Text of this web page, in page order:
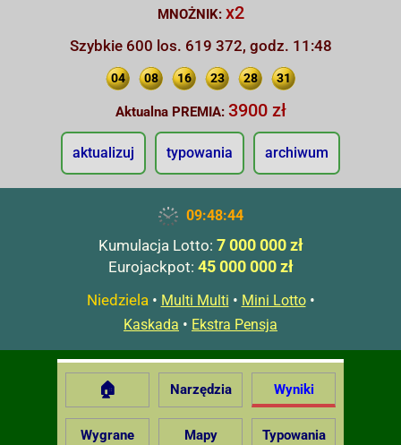
MNOŻNIK: x2
Szybkie 600 los. 619 372, godz. 11:48
04 08 16 23 28 31
Aktualna PREMIA: 3900 zł
aktualizuj typowania archiwum
09:48:45
Kumulacja Lotto: 7 000 000 zł
Eurojackpot: 45 000 000 zł
Niedziela• Multi Multi • Mini Lotto•
Kaskada • Ekstra Pensja
🏠 Narzędzia Wyniki
Wygrane Mapy Typowania